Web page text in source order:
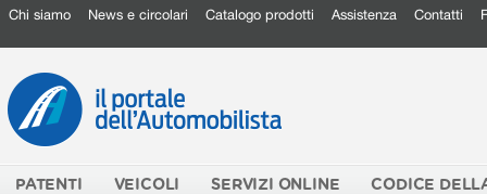
Chi siamo News e circolari Catalogo prodotti Assistenza Contatti
PATENTI VEICOLI SERVIZI ONLINE CODICE